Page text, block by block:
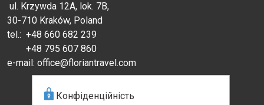
Конфіденційність
ul. Krzywda 12A, lok. 7B,
30-710 Kraków, Poland
tel.: +48 660 682 239
+48 795 607 860
e-mail: office@floriantravel.com